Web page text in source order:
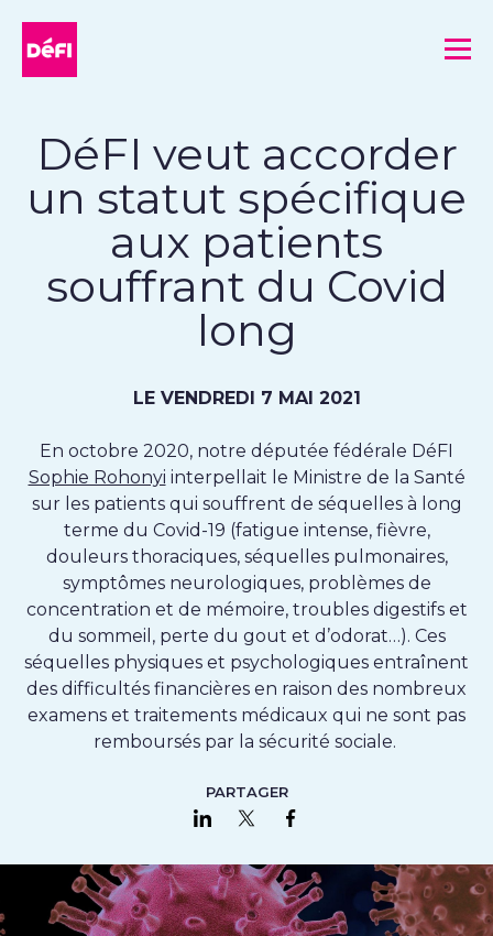
DéFI veut accorder
un statut spécifique
aux patients
souffrant du Covid
long
LE VENDREDI 7 MAI 2021
En octobre 2020, notre députée fédérale DéFI
Sophie Rohonyi interpellait le Ministre de la Santé
sur les patients qui souffrent de séquelles à long
terme du Covid-19 (fatigue intense, fièvre,
douleurs thoraciques, séquelles pulmonaires,
symptômes neurologiques, problèmes de
concentration et de mémoire, troubles digestifs et
du sommeil, perte du gout et d’odorat…). Ces
séquelles physiques et psychologiques entraînent
des difficultés financières en raison des nombreux
examens et traitements médicaux qui ne sont pas
remboursés par la sécurité sociale.
PARTAGER
Partager sur LinkedIn
Partager sur Twitter